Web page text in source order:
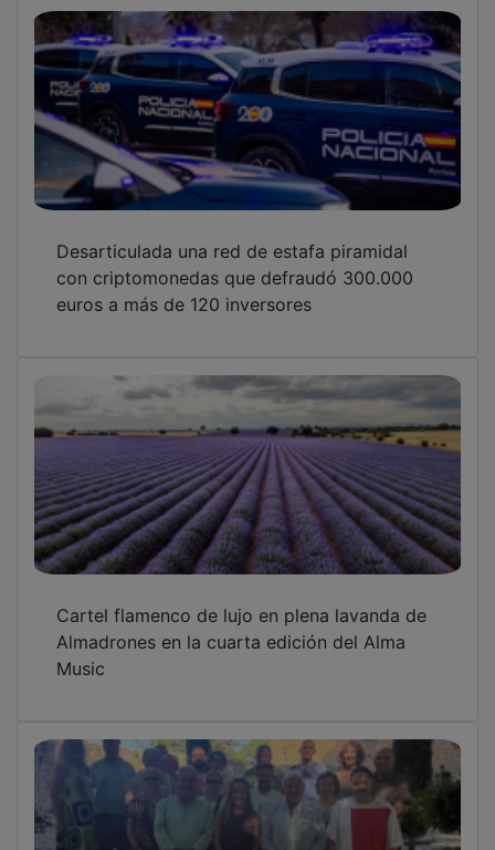
con criptomonedas que defraudó 300.000
euros a más de 120 inversores
Almadrones en la cuarta edición del Alma
Music